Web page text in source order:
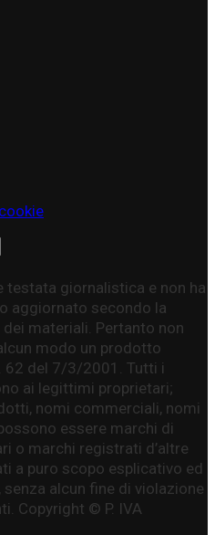
giornalistica e non ha
aggiornato secondo la
materiali. Pertanto non
modo un prodotto
62 del 7/3/2001. Tutti i
ai legittimi proprietari;
nomi commerciali, nomi
essere marchi di
o marchi registrati d’altre
a puro scopo esplicativo ed
alcun fine di violazione
Copyright © P. IVA